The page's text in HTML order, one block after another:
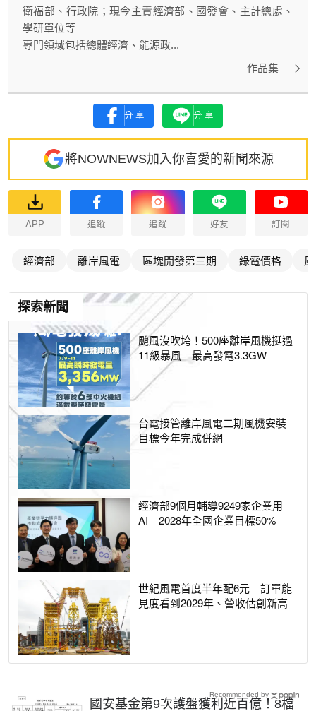
衛福部、行政院；現今主責經濟部、國發會、主計總處、
學研單位等
專門領域包括總體經濟、能源政...
作品集
分享 分享
將NOWNEWS加入你喜愛的新聞來源
APP 追蹤 追蹤 好友 訂閱
經濟部 離岸風電 區塊開發第三期 綠電價格
探索新聞
颱風沒吹垮！500座離岸風機挺過
11級暴風 最高發電3.3GW
台電接管離岸風電二期風機安裝
目標今年完成併網
經濟部9個月輔導9249家企業用
AI 2028年全國企業目標50%
世紀風電首度半年配6元 訂單能
見度看到2029年、營收估創新高
國安基金第9次護盤獲利近百億！8檔
Recommended by